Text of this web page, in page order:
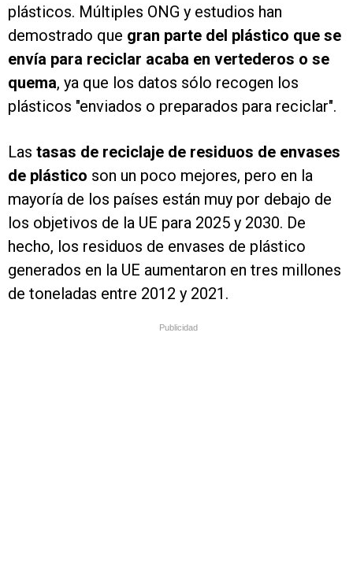
plásticos. Múltiples ONG y estudios han
demostrado que gran parte del plástico que se
envía para reciclar acaba en vertederos o se
quema, ya que los datos sólo recogen los
plásticos "enviados o preparados para reciclar".
Las tasas de reciclaje de residuos de envases
de plástico son un poco mejores, pero en la
mayoría de los países están muy por debajo de
los objetivos de la UE para 2025 y 2030. De
hecho, los residuos de envases de plástico
generados en la UE aumentaron en tres millones
de toneladas entre 2012 y 2021.
Publicidad